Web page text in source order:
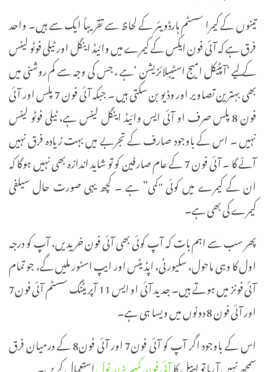
تینوں کے کیمرا سسٹم ہارڈویئر کے لحاظ سے تقریباً ایک سے ہیں۔ واحد
فرق ہے کہ آئی فون ایکس کے کیمرے میں وائیڈ اینگل اور ٹیلی فوٹو لینس
کے لیے ‘آپٹیکل امیج اسٹیبلائزیشن ‘ہے ، جس کی وجہ سے کم روشنی میں
بھی بہترین تصاویر اور وڈیو بن سکتی ہیں ۔ جبکہ آئی فون 7 پلس اور آئی
فون 8 پلس صرف او آئی ایس وائیڈ اینگل لینس ہے، ٹیلی فوٹو لینس
نہیں ۔ اس کے باوجود صارف کے تجربے میں بہت زیادہ فرق نہیں
آئے گا ۔ آئی فون 7 کے عام صارفین کو تو شاید اندازہ بھی نہیں ہوگا کہ
ان کے کیمرے میں کوئی "کمی” ہے ۔ کچھ یہی صورت حال سیلفی
کیمرے کی بھی ہے۔
پھر سب سے اہم بات کہ آپ کوئی بھی آئی فون خریدیں، آپ کو درجہ
اول کا وہی ماحول، سکیورٹی، اپڈیٹس اور ایپ اسٹور ملیں گے، جو تمام
آئی فونز میں ہوتے ہیں۔ جدید آئی او ایس 11 آپریٹنگ سسٹم آئی فون7
اور آئی فون 8 دونوں میں ویسا ہی ہے۔
اس کے باوجود اگر آپ کو آئی فون7 اور آئی فون8 کے درمیان فرق
سمجھ نہیں آ رہا تو ایپل کاآئی فون کمپیریزن ٹولاستعمال کریں۔